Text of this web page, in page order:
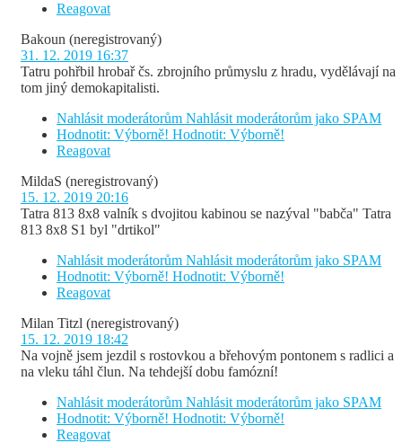
Reagovat
Bakoun (neregistrovaný)
31. 12. 2019 16:37
Tatru pohřbil hrobař čs. zbrojního průmyslu z hradu, vydělávají na
tom jiný demokapitalisti.
Nahlásit moderátorům Nahlásit moderátorům jako SPAM
Hodnotit: Výborně! Hodnotit: Výborně!
Reagovat
MildaS (neregistrovaný)
15. 12. 2019 20:16
Tatra 813 8x8 valník s dvojitou kabinou se nazýval "babča" Tatra
813 8x8 S1 byl "drtikol"
Nahlásit moderátorům Nahlásit moderátorům jako SPAM
Hodnotit: Výborně! Hodnotit: Výborně!
Reagovat
Milan Titzl (neregistrovaný)
15. 12. 2019 18:42
Na vojně jsem jezdil s rostovkou a břehovým pontonem s radlici a
na vleku táhl člun. Na tehdejší dobu famózní!
Nahlásit moderátorům Nahlásit moderátorům jako SPAM
Hodnotit: Výborně! Hodnotit: Výborně!
Reagovat